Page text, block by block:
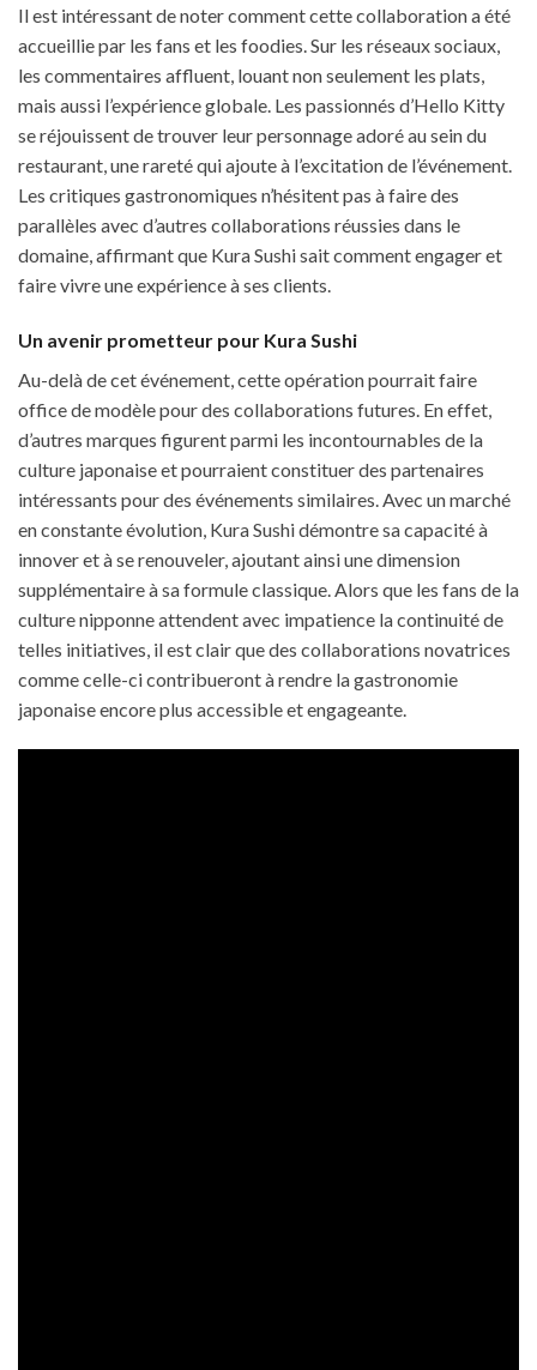
Il est intéressant de noter comment cette collaboration a été
accueillie par les fans et les foodies. Sur les réseaux sociaux,
les commentaires affluent, louant non seulement les plats,
mais aussi l’expérience globale. Les passionnés d’Hello Kitty
se réjouissent de trouver leur personnage adoré au sein du
restaurant, une rareté qui ajoute à l’excitation de l’événement.
Les critiques gastronomiques n’hésitent pas à faire des
parallèles avec d’autres collaborations réussies dans le
domaine, affirmant que Kura Sushi sait comment engager et
faire vivre une expérience à ses clients.
Un avenir prometteur pour Kura Sushi
Au-delà de cet événement, cette opération pourrait faire
office de modèle pour des collaborations futures. En effet,
d’autres marques figurent parmi les incontournables de la
culture japonaise et pourraient constituer des partenaires
intéressants pour des événements similaires. Avec un marché
en constante évolution, Kura Sushi démontre sa capacité à
innover et à se renouveler, ajoutant ainsi une dimension
supplémentaire à sa formule classique. Alors que les fans de la
culture nipponne attendent avec impatience la continuité de
telles initiatives, il est clair que des collaborations novatrices
comme celle-ci contribueront à rendre la gastronomie
japonaise encore plus accessible et engageante.